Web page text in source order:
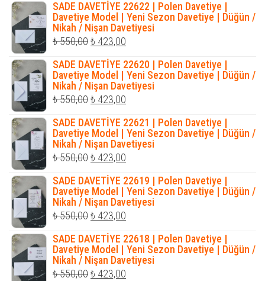
₺ 1.200,00.fiyat:
₺ 1.035,00.
SADE DAVETİYE 22622 | Polen Davetiye |
Davetiye Model | Yeni Sezon Davetiye | Düğün /
Nikah / Nişan Davetiyesi
₺550,00Orijinal
fiyat:
₺ 550,00.
₺ 423,00
fiyat:
₺ 423,00.
SADE DAVETİYE 22620 | Polen Davetiye |
Davetiye Model | Yeni Sezon Davetiye | Düğün /
Nikah / Nişan Davetiyesi
₺550,00Orijinal
fiyat:
₺ 550,00.
₺ 423,00
fiyat:
₺ 423,00.
SADE DAVETİYE 22621 | Polen Davetiye |
Davetiye Model | Yeni Sezon Davetiye | Düğün /
Nikah / Nişan Davetiyesi
₺550,00Orijinal
fiyat:
₺ 550,00.
₺ 423,00
fiyat:
₺ 423,00.
SADE DAVETİYE 22619 | Polen Davetiye |
Davetiye Model | Yeni Sezon Davetiye | Düğün /
Nikah / Nişan Davetiyesi
₺550,00Orijinal
fiyat:
₺ 550,00.
₺ 423,00
fiyat:
₺ 423,00.
SADE DAVETİYE 22618 | Polen Davetiye |
Davetiye Model | Yeni Sezon Davetiye | Düğün /
Nikah / Nişan Davetiyesi
₺550,00Orijinal
₺ 423,00